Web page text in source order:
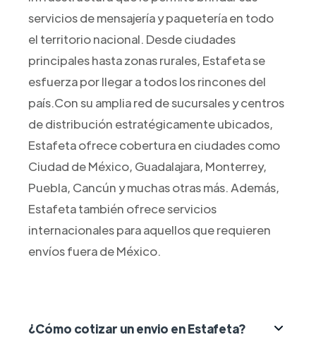
servicios de mensajería y paquetería en todo
el territorio nacional. Desde ciudades
principales hasta zonas rurales, Estafeta se
esfuerza por llegar a todos los rincones del
país.Con su amplia red de sucursales y centros
de distribución estratégicamente ubicados,
Estafeta ofrece cobertura en ciudades como
Ciudad de México, Guadalajara, Monterrey,
Puebla, Cancún y muchas otras más. Además,
Estafeta también ofrece servicios
internacionales para aquellos que requieren
envíos fuera de México.
¿Cómo cotizar un envio en Estafeta?